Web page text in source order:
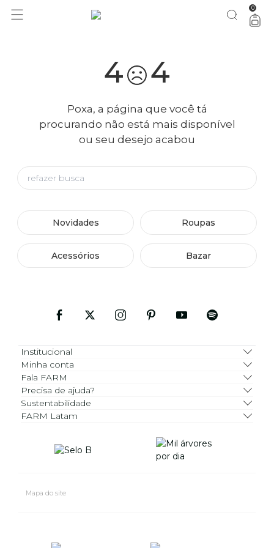
0
4 4
Poxa, a página que você tá
procurando não está mais disponível
ou seu desejo acabou
Novidades Roupas
Acessórios Bazar
Institucional
Minha conta
Fala FARM
Precisa de ajuda?
Sustentabilidade
FARM Latam
Mapa do site